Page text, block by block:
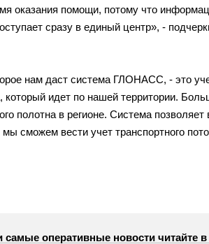
оказания помощи, потому что
сразу в единый центр», -
нам даст система ГЛОНАСС, - это
который идет по нашей территории.
полотна в регионе. Система позволяет
мы сможем вести учет транспортного
оперативные новости читайте